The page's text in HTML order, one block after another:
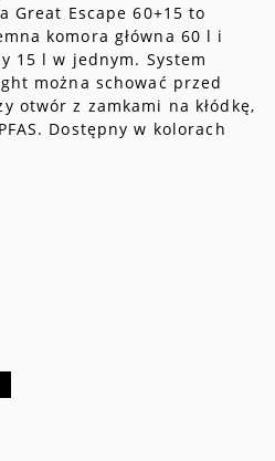
Great Escape 60+15 to
komora główna 60 l i
15 l w jednym. System
można schować przed
otwór z zamkami na kłódkę,
Dostępny w kolorach